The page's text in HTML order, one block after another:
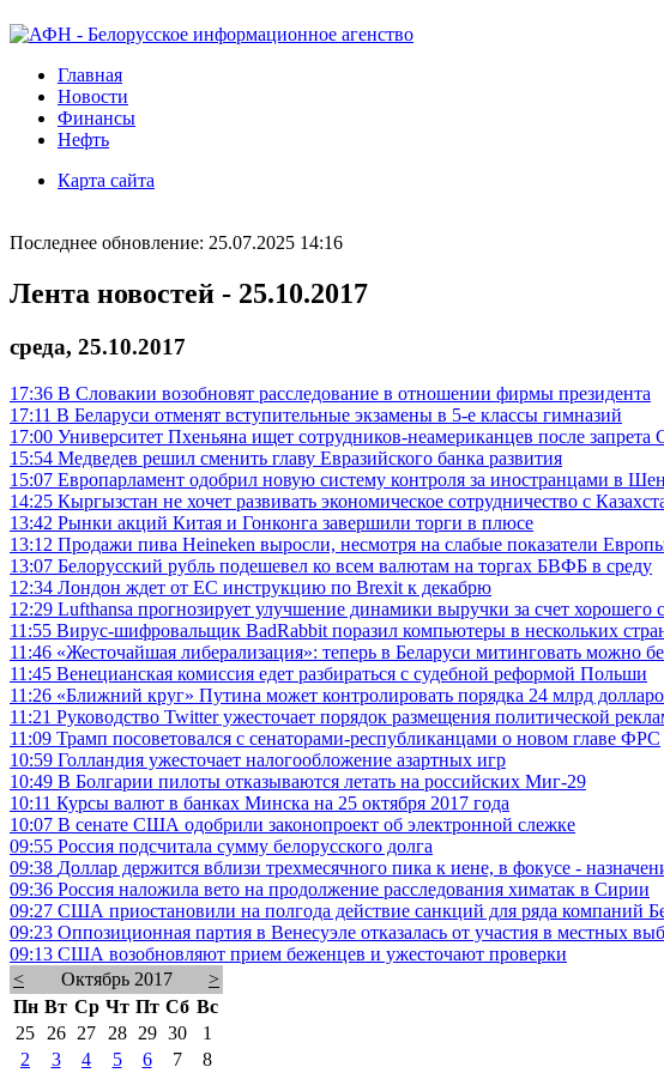
Главная
Новости
Финансы
Нефть
Карта сайта
Последнее обновление: 25.07.2025 14:16
Лента новостей - 25.10.2017
среда, 25.10.2017
17:36 В Словакии возобновят расследование в отношении фирмы президента
17:11 В Беларуси отменят вступительные экзамены в 5-е классы гимназий
17:00 Университет Пхеньяна ищет сотрудников-неамериканцев после
15:54 Медведев решил сменить главу Евразийского банка развития
15:07 Европарламент одобрил новую систему контроля за иностранцами в
14:25 Кыргызстан не хочет развивать экономическое сотрудничество с
13:42 Рынки акций Китая и Гонконга завершили торги в плюсе
13:12 Продажи пива Heineken выросли, несмотря на слабые показатели
13:07 Белорусский рубль подешевел ко всем валютам на торгах БВФБ в среду
12:34 Лондон ждет от ЕС инструкцию по Brexit к декабрю
12:29 Lufthansa прогнозирует улучшение динамики выручки за счет хорошего
11:55 Вирус-шифровальщик BadRabbit поразил компьютеры в нескольких
11:46 «Жесточайшая либерализация»: теперь в Беларуси митинговать можно
11:45 Венецианская комиссия едет разбираться с судебной реформой Польши
11:26 «Ближний круг» Путина может контролировать порядка 24 млрд
11:21 Руководство Twitter ужесточает порядок размещения политической
11:09 Трамп посоветовался с сенаторами-республиканцами о новом главе ФРС
10:59 Голландия ужесточает налогообложение азартных игр
10:49 В Болгарии пилоты отказываются летать на российских Миг-29
10:11 Курсы валют в банках Минска на 25 октября 2017 года
10:07 В сенате США одобрили законопроект об электронной слежке
09:55 Россия подсчитала сумму белорусского долга
09:38 Доллар держится вблизи трехмесячного пика к иене, в фокусе -
09:36 Россия наложила вето на продолжение расследования химатак в Сирии
09:27 США приостановили на полгода действие санкций для ряда компаний
09:23 Оппозиционная партия в Венесуэле отказалась от участия в местных
09:13 США возобновляют прием беженцев и ужесточают проверки
<
Октябрь 2017
>
Пн Вт Ср Чт Пт Сб Вс
25
26 27 28 29 30
1
2
3 4 5 6 7 8